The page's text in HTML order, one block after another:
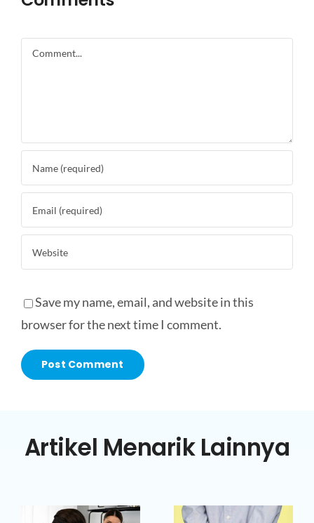
Comment
Save my name, email, and website in this
browser for the next time I comment.
Artikel Menarik Lainnya